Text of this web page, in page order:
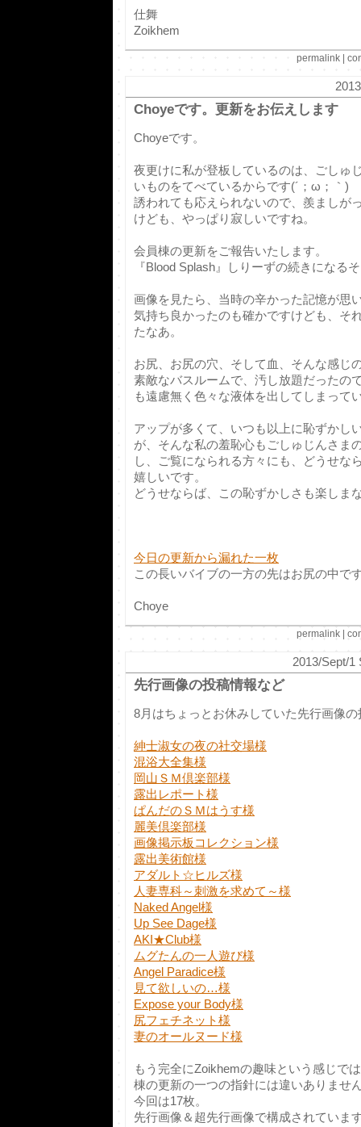
仕舞
Zoikhem
permalink
Choyeです。更新をお伝えします
Choyeです。
夜更けに私が登板しているのは、ごしゅ
いものをてべているからです(´；ω；｀)
誘われても応えられないので、羨ましが
けども、やっぱり寂しいですね。
会員棟の更新をご報告いたします。
『Blood Splash』しりーずの続きになる
画像を見たら、当時の辛かった記憶が思
気持ち良かったのも確かですけども、そ
たなあ。
お尻、お尻の穴、そして血、そんな感じ
素敵なバスルームで、汚し放題だったの
も遠慮無く色々な液体を出してしまって
アップが多くて、いつも以上に恥ずかし
が、そんな私の羞恥心もごしゅじんさま
し、ご覧になられる方々にも、どうせな
嬉しいです。
どうせならば、この恥ずかしさも楽しま
今日の更新から漏れた一枚
この長いバイブの一方の先はお尻の中で
Choye
permalink
2013/Sept/1
先行画像の投稿情報など
8月はちょっとお休みしていた先行画像
紳士淑女の夜の社交場様
混浴大全集様
岡山ＳＭ倶楽部様
露出レポート様
ぱんだのＳＭはうす様
麗美倶楽部様
画像掲示板コレクション様
露出美術館様
アダルト☆ヒルズ様
人妻専科～刺激を求めて～様
Naked Angel様
Up See Dage様
AKI★Club様
ムグたんの一人遊び様
Angel Paradice様
見て欲しいの…様
Expose your Body様
尻フェチネット様
妻のオールヌード様
もう完全にZoikhemの趣味という感じで
棟の更新の一つの指針には違いありませ
今回は17枚。
先行画像＆超先行画像で構成されていま